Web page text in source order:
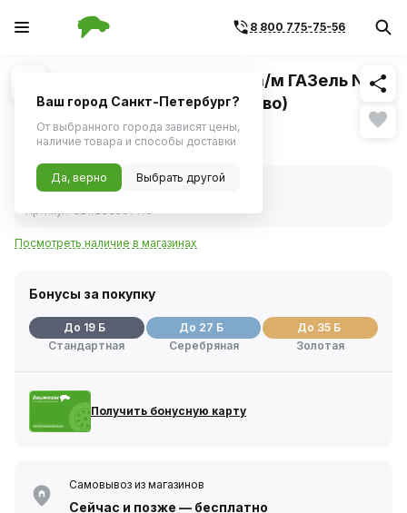
8 800 775-75-56
1/1 Похожие
Ремкомплект суппорта для а/м ГАЗель Next
без поршней силикон (Балаково)
378 ₽
В наличии
Посмотреть наличие в магазинах
Бонусы за покупку
До 19 Б
Стандартная
До 27 Б
Серебряная
До 35 Б
Золотая
Получить бонусную карту
Самовывоз из магазинов
Сейчас и позже — бесплатно
Ваш город Санкт-Петербург?
От выбранного города зависят цены,
наличие товара и способы доставки
Да, верно Выбрать другой